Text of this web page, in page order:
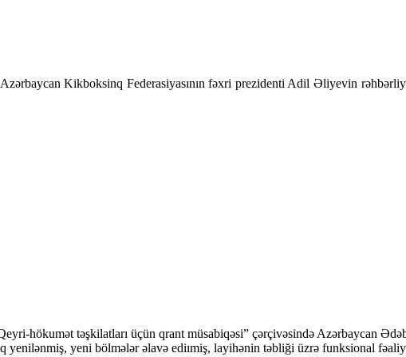
Kikboksinq Federasiyasının fəxri prezidenti Adil Əliyevin
hökumət təşkilatları üçün qrant müsabiqəsi” çərçivəsində Azərbaycan
yenilənmiş, yeni bölmələr əlavə ediımiş, layihənin təbliği üzrə funksional